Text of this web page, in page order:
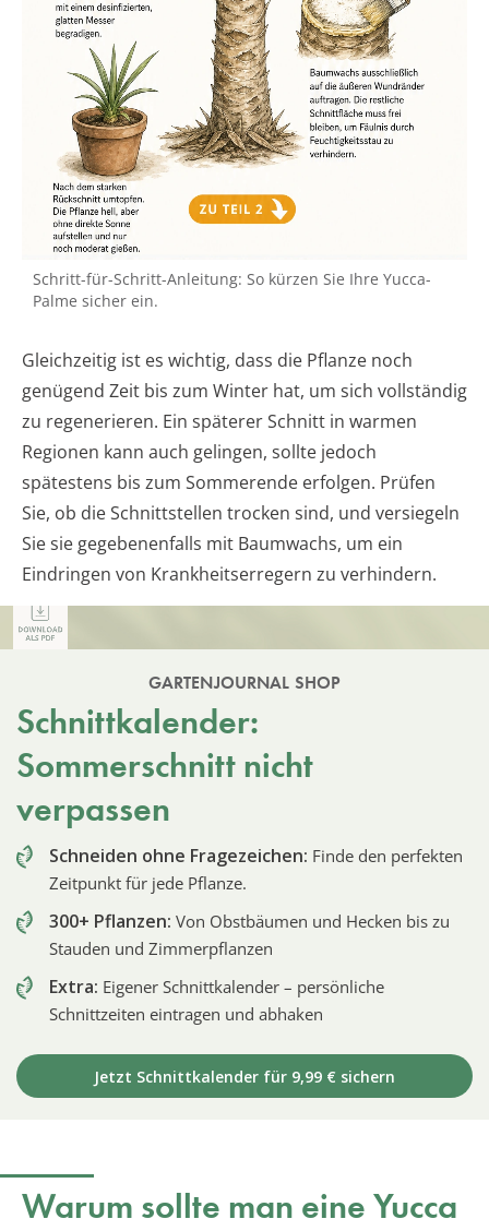
Schritt-für-Schritt-Anleitung: So kürzen Sie Ihre Yucca-
Palme sicher ein.
Gleichzeitig ist es wichtig, dass die Pflanze noch
genügend Zeit bis zum Winter hat, um sich vollständig
zu regenerieren. Ein späterer Schnitt in warmen
Regionen kann auch gelingen, sollte jedoch
spätestens bis zum Sommerende erfolgen. Prüfen
Sie, ob die Schnittstellen trocken sind, und versiegeln
Sie sie gegebenenfalls mit Baumwachs, um ein
Eindringen von Krankheitserregern zu verhindern.
GARTENJOURNAL SHOP
Schnittkalender:
Sommerschnitt nicht
verpassen
Schneiden ohne Fragezeichen: Finde den perfekten
Zeitpunkt für jede Pflanze.
300+ Pflanzen: Von Obstbäumen und Hecken bis zu
Stauden und Zimmerpflanzen
Extra: Eigener Schnittkalender – persönliche
Schnittzeiten eintragen und abhaken
Jetzt Schnittkalender für 9,99 € sichern
Warum sollte man eine Yucca